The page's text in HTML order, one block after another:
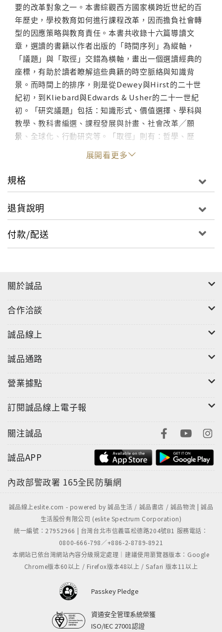
要的改革對象之一。本書綜觀西方國家橫跨近世紀的百
年歷史，學校教育如何進行課程改革，因而擔負社會轉
型的因應策略與教育責任。本書共收錄十六篇導讀文
章，選讀的書籍以作者出版的「時間序列」為縱軸，
「議題」與「取徑」交錯為橫軸，畫出一個選讀經典的
座標，有助於讀者瞭解這些典籍的時空脈絡與知識背
景。而時間上的排序，則是從Dewey與Hirst的二十世
紀初，到Kliebard與Edwards & Usher的二十一世紀
初。「研究議題」包括：知識形式、價值選擇、學科與
教學、教科書編選、課程發展與計畫、社會改革╱願
景、全球化、行動研究等。「取徑」則有：哲學、歷
史、知識社會學、批判教育學、後現代╱後結構主義、
女性主義、多元文化主義與國際比較分析方法等。課程
在臺灣，從410教育改革運動開始，經歷九年一貫課程
改革的實施， 到目前高中95與99課程綱要的修訂等，除
熱門議題。本書的誕生，就在這樣的時空脈絡下，希望
研究取徑的深化。
展開看更多
規格
退貨說明
付款/配送
關於誠品
合作洽談
誠品線上
誠品通路
營業據點
訂閱誠品線上電子報
關注誠品
誠品APP
內政部警政署 165全民防騙網
誠品線上eslite.com - powered by 誠品生活 / 誠品書店 / 誠品物流 | 誠品
生活股份有限公司 (eslite Spectrum Corporation)
統一編號：27952966 | 台灣台北市信義區松德路204號B1 服務電話：
0800-666-798／+886-2-8789-8921
本網站已依台灣網站內容分級規定處理｜建議使用瀏覽器版本：Google
Chrome版本60以上 / Firefox版本48以上 / Safari 版本11以上
Passkey Pledge
資通安全管理系統榮獲
ISO/IEC 27001認證